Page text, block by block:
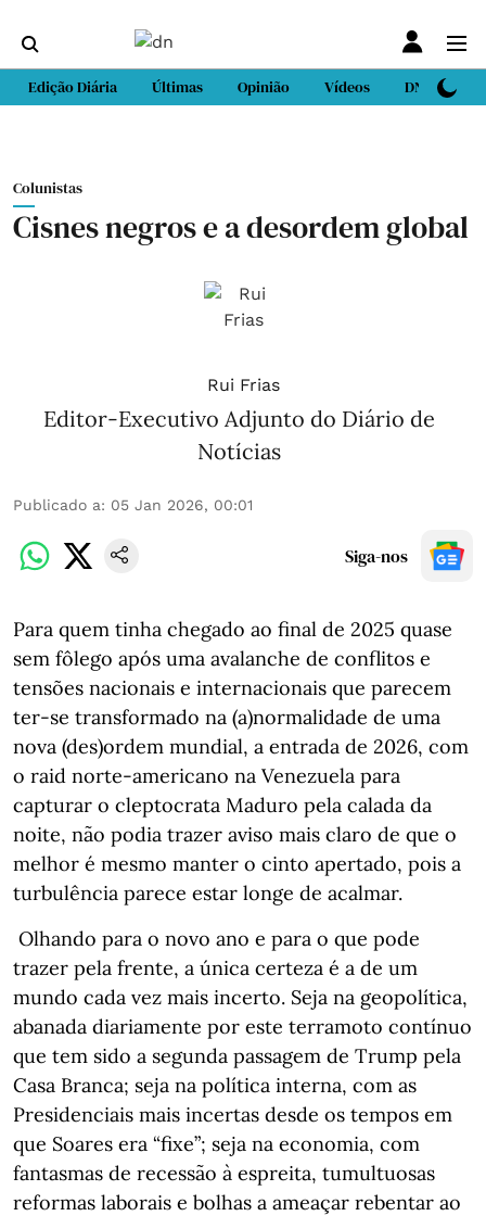
Edição Diária Últimas Opinião Vídeos DN Sport
Colunistas
Cisnes negros e a desordem global
Rui Frias
Editor-Executivo Adjunto do Diário de
Notícias
Publicado a: 05 Jan 2026, 00:01
Siga-nos
Para quem tinha chegado ao final de 2025 quase
sem fôlego após uma avalanche de conflitos e
tensões nacionais e internacionais que parecem
ter-se transformado na (a)normalidade de uma
nova (des)ordem mundial, a entrada de 2026, com
o raid norte-americano na Venezuela para
capturar o cleptocrata Maduro pela calada da
noite, não podia trazer aviso mais claro de que o
melhor é mesmo manter o cinto apertado, pois a
turbulência parece estar longe de acalmar.
Olhando para o novo ano e para o que pode
trazer pela frente, a única certeza é a de um
mundo cada vez mais incerto. Seja na geopolítica,
abanada diariamente por este terramoto contínuo
que tem sido a segunda passagem de Trump pela
Casa Branca; seja na política interna, com as
Presidenciais mais incertas desde os tempos em
que Soares era “fixe”; seja na economia, com
fantasmas de recessão à espreita, tumultuosas
reformas laborais e bolhas a ameaçar rebentar ao